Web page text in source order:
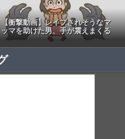
【衝撃動画】レイプされそうなマ
ッマを助けた男、手が震えまくる